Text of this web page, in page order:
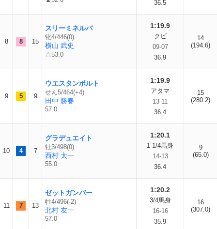
36.5
8 8 15
スリーミネルバ
牝4/446(0)
横山 武史
△53.0
1:19.9
クビ
09-07
36.9
14
(194.6)
9 5 9
ウエスタンボルト
せん5/464(+4)
田中 勝春
57.0
1:19.9
アタマ
13-11
36.4
15
(280.2)
10 4 7
グラデュエイト
牡3/498(0)
西村 太一
55.0
1:20.1
1 1/4馬身
14-13
36.4
9
(65.0)
11 7 13
ゼットガンバー
牡4/496(-2)
北村 友一
57.0
1:20.2
3/4馬身
16-16
35.9
16
(307.0)